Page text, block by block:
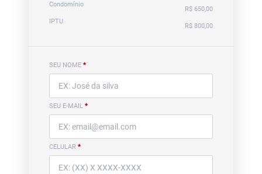
Condomínio
R$ 650,00
IPTU
R$ 800,00
SEU NOME *
SEU E-MAIL *
CELULAR *